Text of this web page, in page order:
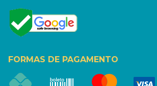
FORMAS DE PAGAMENTO